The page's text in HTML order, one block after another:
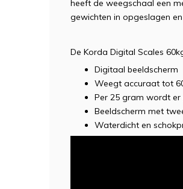
heeft de weegschaal een
gewichten in opgeslagen
De Korda Digital Scales
Digitaal beeldscherm
Weegt accuraat tot
Per 25 gram wordt
Beeldscherm met
Waterdicht en